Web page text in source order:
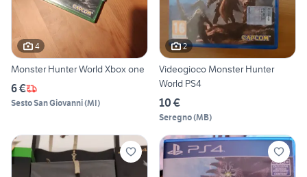
4
Monster Hunter World Xbox one
6 €
Sesto San Giovanni(MI)
2
Videogioco Monster Hunter
World PS4
10 €
Seregno(MB)